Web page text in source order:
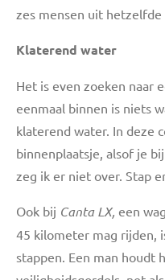
zes mensen uit
Klaterend water
Het is even zoeken naar
eenmaal binnen is niets
klaterend water. In deze
binnenplaatsje, alsof je
zeg ik er niet over. Stap
Ook bij Canta LX, een
45 kilometer mag rijden,
stappen. Een man houdt